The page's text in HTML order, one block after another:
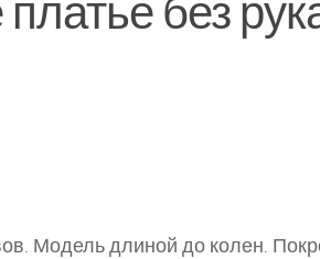
без
Модель длиной до колен.